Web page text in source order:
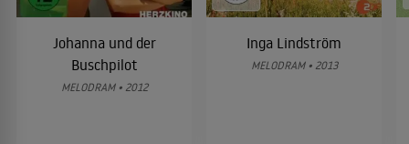
Johanna und der
Buschpilot
MELODRAM • 2012
Inga Lindström
MELODRAM • 2013